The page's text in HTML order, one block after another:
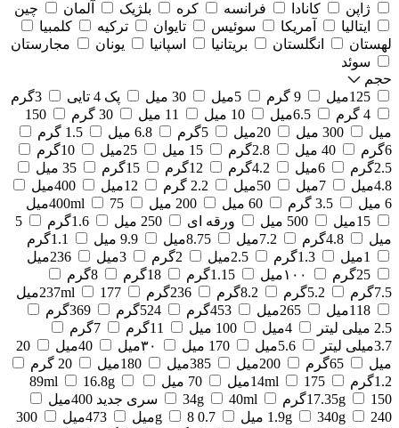
ژاپن
کانادا فرانسه کره بلژیک آلمان
چین
ایتالیا
آمریکا سوئیس تایوان ترکیه
کلمبیا
لهستان
انگلستان بریتانیا اسپانیا یونان
مجارستان
سوئد
حجم
125میل
9 گرم 5میل 30 میل پک 4 تایی
3گرم
4 گرم
6.5میل 10 میل 11 میل 30 گرم
150
میل
300 میل 20میل 5گرم 6.8 میل
1.5 گرم
6گرم
40 میل 2.8گرم 15 میل 25میل
10گرم
2.5گرم
6میل 4.2گرم 12گرم 15گرم
35 میل
4.8میل
7میل 50میل 2.2 گرم 12میل
400میل
6 میل
3.5 گرم 60 میل 200 میل 400ml
75میل
15میل
500 میل ورقه ای 250 میل 1.6گرم
5
میل
4.8گرم 7.2میل 8.75میل 9.9 میل
1.1گرم
1میل
1.3گرم 2.5میل 2گرم 3میل
236میل
25گرم
۱۰۰میل 1.15گرم 18گرم
8گرم
7.5گرم
5.2گرم 8.2گرم 236گرم 237ml
177میل
118میل
265میل 453گرم 524گرم
369گرم
2.5 میلی لیتر
4میل 100 میل 11گرم
7گرم
3.7میلی لیتر
5.6میل 170 میل ۳۰میل 40میل
20
میل
65گرم 200میل 385میل 180میل
20 گرم
1.2گرم
14ml 175میل 70 میل 89ml
16.8g
17.35g
150گرم 34g 40ml
سری جدید 400میل
1.9g
340g 240 میل 0.7 g 8میل 473میل
300